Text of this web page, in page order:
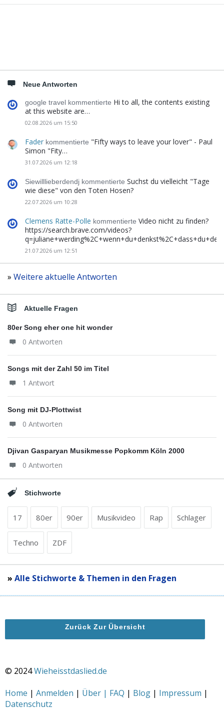
Neue Antworten
google travel kommentierte Hi to all, the contents existing
at this website are…
02.08.2026 um 15:50
Fader kommentierte "Fifty ways to leave your lover" - Paul
Simon "Fity…
31.07.2026 um 12:18
Siewilllieberdendj kommentierte Suchst du vielleicht "Tage
wie diese" von den Toten Hosen?
22.07.2026 um 10:28
Clemens Ratte-Polle kommentierte Video nicht zu finden?
https://search.brave.com/videos?
21.07.2026 um 12:51
» Weitere aktuelle Antworten
Aktuelle Fragen
80er Song eher one hit wonder
0 Antworten
Songs mit der Zahl 50 im Titel
1 Antwort
Song mit DJ-Plottwist
0 Antworten
Djivan Gasparyan Musikmesse Popkomm Köln 2000
0 Antworten
Stichworte
17 80er 90er Musikvideo Rap Schlager
Techno ZDF
» Alle Stichworte & Themen in den Fragen
Zurück Zur Übersicht
© 2024Wieheisstdaslied.de
Home | Anmelden | Über | FAQ | Blog | Impressum |
Datenschutz